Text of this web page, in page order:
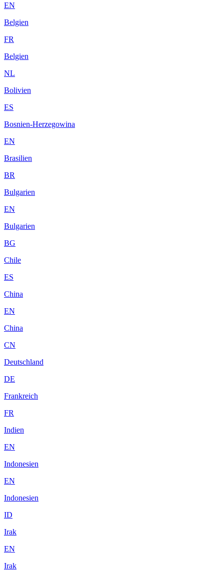
EN
Belgien
FR
Belgien
NL
Bolivien
ES
Bosnien-Herzegowina
EN
Brasilien
BR
Bulgarien
EN
Bulgarien
BG
Chile
ES
China
EN
China
CN
Deutschland
DE
Frankreich
FR
Indien
EN
Indonesien
EN
Indonesien
ID
Irak
EN
Irak